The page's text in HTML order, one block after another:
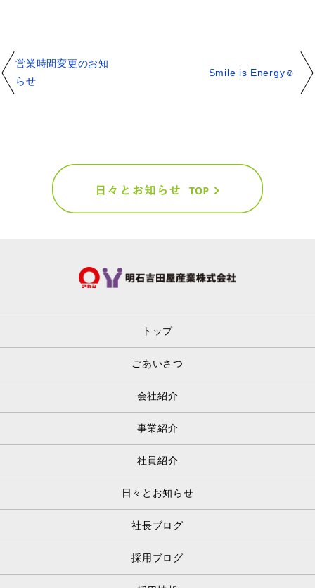
営業時間変更のお知
らせ
Smile is Energy☺
トップ
ごあいさつ
会社紹介
事業紹介
社員紹介
日々とお知らせ
社長ブログ
採用ブログ